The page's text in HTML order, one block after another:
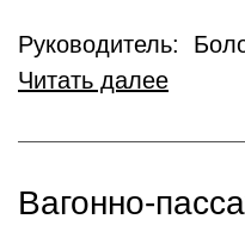
Руководитель:
Читать далее
Вагонно-